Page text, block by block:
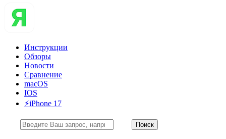
Инструкции
Обзоры
Новости
Сравнение
macOS
IOS
⚡️iPhone 17